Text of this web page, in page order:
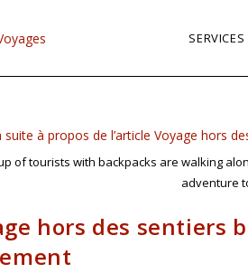
SERVICES
of tourists with backpacks are walking
adventure
hors des sentiers